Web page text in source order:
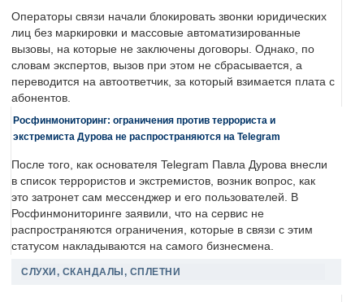
Операторы связи начали блокировать звонки юридических
лиц без маркировки и массовые автоматизированные
вызовы, на которые не заключены договоры. Однако, по
словам экспертов, вызов при этом не сбрасывается, а
переводится на автоответчик, за который взимается плата с
абонентов.
Росфинмониторинг: ограничения против террориста и
экстремиста Дурова не распространяются на Telegram
После того, как основателя Telegram Павла Дурова внесли
в список террористов и экстремистов, возник вопрос, как
это затронет сам мессенджер и его пользователей. В
Росфинмониторинге заявили, что на сервис не
распространяются ограничения, которые в связи с этим
статусом накладываются на самого бизнесмена.
СЛУХИ, СКАНДАЛЫ, СПЛЕТНИ